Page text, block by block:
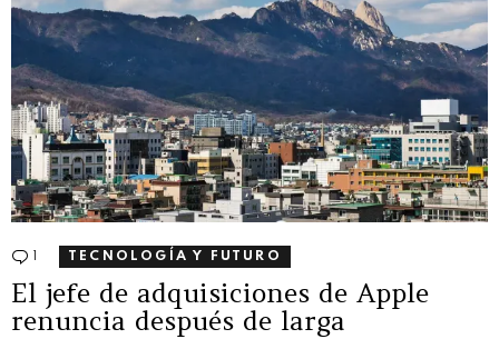
Comentario
TECNOLOGÍA Y FUTURO
El jefe de adquisiciones de Apple
renuncia después de larga